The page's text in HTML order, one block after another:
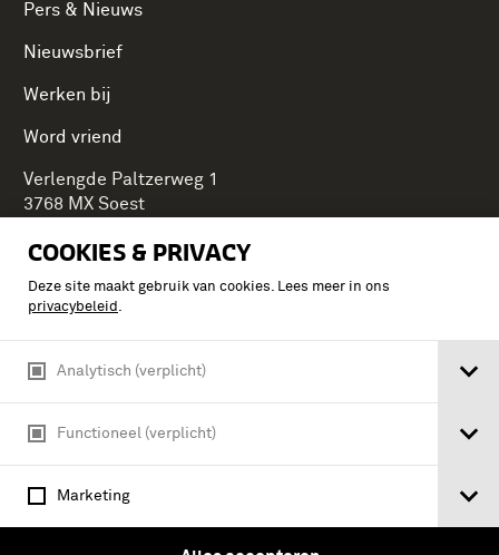
COOKIES & PRIVACY
Deze site maakt gebruik van cookies. Lees meer in ons
privacybeleid .
Analytisch (verplicht)
Functioneel (verplicht)
Marketing
Pers & Nieuws
Nieuwsbrief
Werken bij
Word vriend
Verlengde Paltzerweg 1
3768 MX Soest
Onderdeel van Stichting Koninklijke Defensiemusea,